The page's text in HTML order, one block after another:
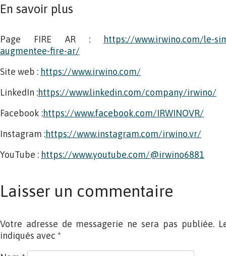
En savoir plus
Page FIRE AR :
https://www.irwino.com/le-
augmentee-fire-ar/
Site web : https://www.irwino.com/
LinkedIn :https://www.linkedin.com/company/irwino/
Facebook :https://www.facebook.com/IRWINOVR/
Instagram :https://www.instagram.com/irwino.vr/
YouTube : https://www.youtube.com/@irwino6881
Laisser un commentaire
Votre adresse de messagerie ne sera pas publiée.
indiqués avec *